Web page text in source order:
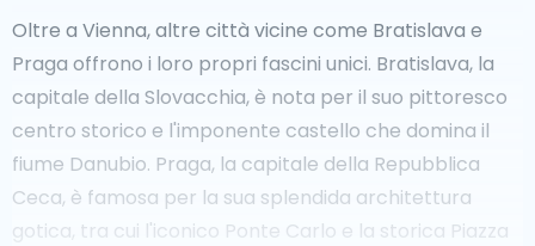
del villaggio ungherese. La pittoresca curva del
Danubio, con città come Visegrád ed Esztergom, è
perfetta per esplorare la storia medievale e godersi
paesaggi pittoreschi. Inoltre, gli amanti della natura
possono scoprire la bellezza del Parco Nazionale di
Hortobágy, noto per le sue vaste pianure e la fauna
unica.
Oltre a Vienna, altre città vicine come Bratislava e
Praga offrono i loro propri fascini unici. Bratislava, la
capitale della Slovacchia, è nota per il suo pittoresco
centro storico e l'imponente castello che domina il
fiume Danubio. Praga, la capitale della Repubblica
Ceca, è famosa per la sua splendida architettura
gotica, tra cui l'iconico Ponte Carlo e la storica Piazza